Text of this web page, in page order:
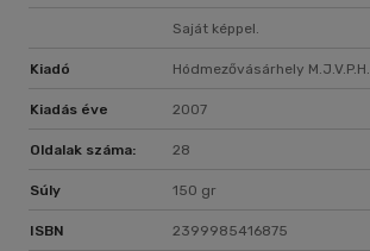
Saját képpel.
Kiadó Hódmezővásárhely M.j.v.p.h.
Kiadás éve 2007
Oldalak száma: 28
Súly 150 gr
ISBN 2399985416875